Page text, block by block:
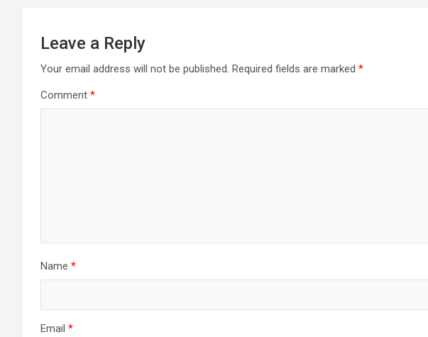
Leave a Reply
Your email address will not be published. Required fields are marked *
Comment *
Name *
Email *